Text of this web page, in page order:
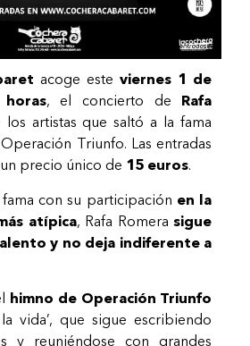
acoge esteviernes 1 de
, el concierto de Rafa
artistas que saltó a la fama
Triunfo. Las entradas
precio único de 15 euros.
con su participación en la
atípica, Rafa Romerasigue
y no deja indiferente a
himno de Operación Triunfo
vida’, que sigue escribiendo
y reuniéndose con grandes